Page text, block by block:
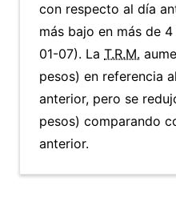
con respecto al día
más bajo en más de
01-07). La T.R.M.
pesos) en referencia
anterior, pero se
pesos) comparando
anterior.